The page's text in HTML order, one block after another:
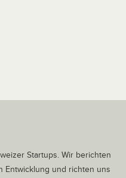
Startups. Wir berichten
Entwicklung und richten uns